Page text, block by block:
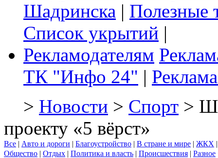
Шадринска | Полезные
Список укрытий |
Рекламодателям
ТК "Инфо 24" |
> Новости > Спорт >
проекту «5 вёрст»
Все | Авто и дороги | Благоустройство | В стране и мире | ЖКХ
Общество | Отдых | Политика и власть | Происшествия | Разное